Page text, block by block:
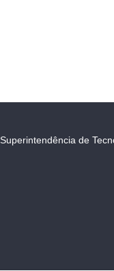
Superintendência de